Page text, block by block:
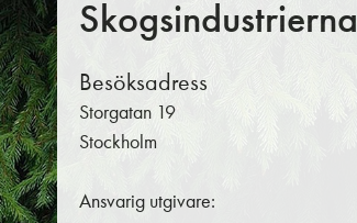
Skogsindustrierna
Besöksadress
Storgatan 19
Stockholm
Ansvarig utgivare: